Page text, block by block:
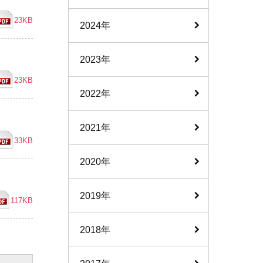
23KB
23KB
33KB
117KB
2024年
2023年
2022年
2021年
2020年
2019年
2018年